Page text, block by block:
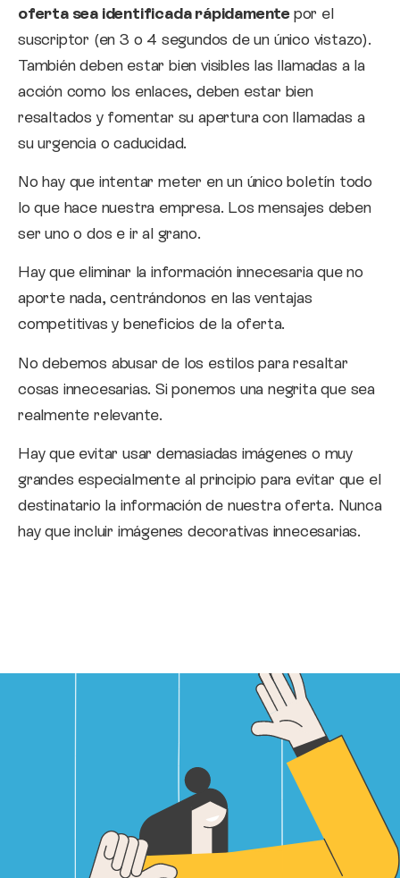
oferta sea identificada rápidamentepor el
suscriptor (en 3 o 4 segundos de un único vistazo).
También deben estar bien visibles las llamadas a la
acción como los enlaces, deben estar bien
resaltados y fomentar su apertura con llamadas a
su urgencia o caducidad.
No hay que intentar meter en un único boletín todo
lo que hace nuestra empresa. Los mensajes deben
ser uno o dos e ir al grano.
Hay que eliminar la información innecesaria que no
aporte nada, centrándonos en las ventajas
competitivas y beneficios de la oferta.
No debemos abusar de los estilos para resaltar
cosas innecesarias. Si ponemos una negrita que sea
realmente relevante.
Hay que evitar usar demasiadas imágenes o muy
grandes especialmente al principio para evitar que el
destinatario la información de nuestra oferta. Nunca
hay que incluir imágenes decorativas innecesarias.